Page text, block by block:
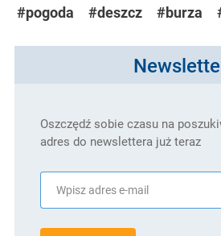
#pogoda #deszcz #burza
Oszczędź sobie czasu na
adres do newslettera już teraz